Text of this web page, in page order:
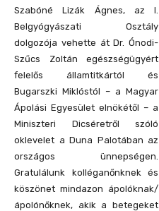
Szabóné Lizák Ágnes, az I.
Belgyógyászati Osztály
dolgozója vehette át Dr. Ónodi-
Szűcs Zoltán egészségügyért
felelős államtitkártól és
Bugarszki Miklóstól – a Magyar
Ápolási Egyesület elnökétől – a
Miniszteri Dicséretről szóló
oklevelet a Duna Palotában az
országos ünnepségen.
Gratulálunk kolléganőnknek és
köszönet mindazon ápolóknak/
ápolónőknek, akik a betegeket